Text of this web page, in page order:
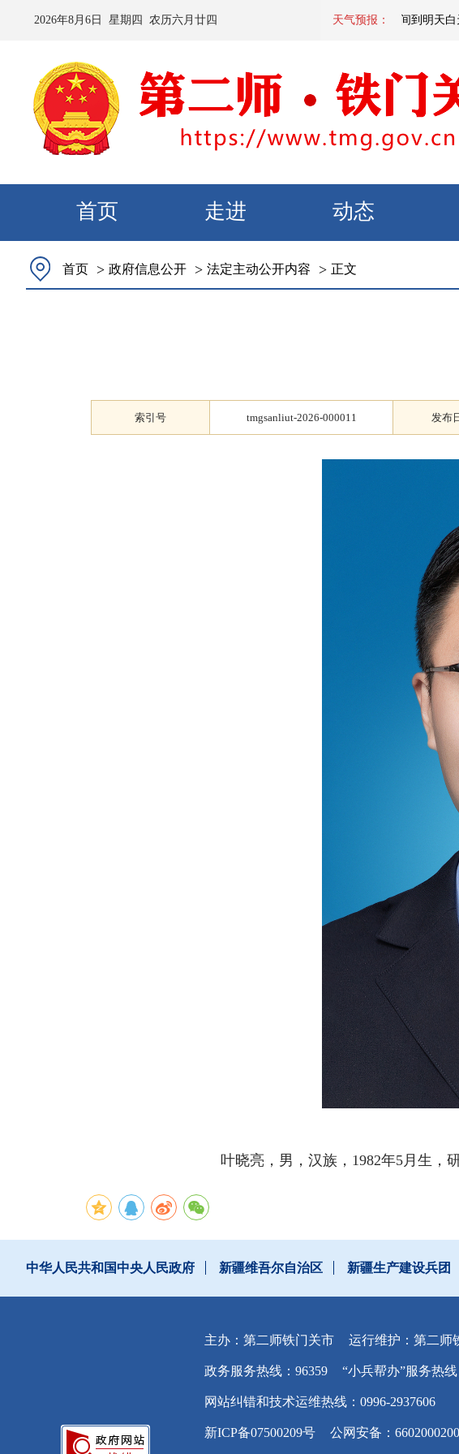
2026年8月 6 日 星期 四 农历六月廿四 天气预报：
预计：今天夜间到明天白
首页 走进 动态
首页 > 政府信息公开 > 法定主动公开内容 > 正文
索引号 tmgsanliut-2026-000011 发布
叶晓亮， 男，汉族，1982年5月生，
中华人民共和国中央人民政府 新疆维吾尔自治区 新疆生产建设兵团
主办：第二师铁门关市 运行维护：第二师
政务服务热线：96359 “小兵帮办”服务热线
网站纠错和技术运维热线：0996-2937606
新ICP备07500209号 公网安备：